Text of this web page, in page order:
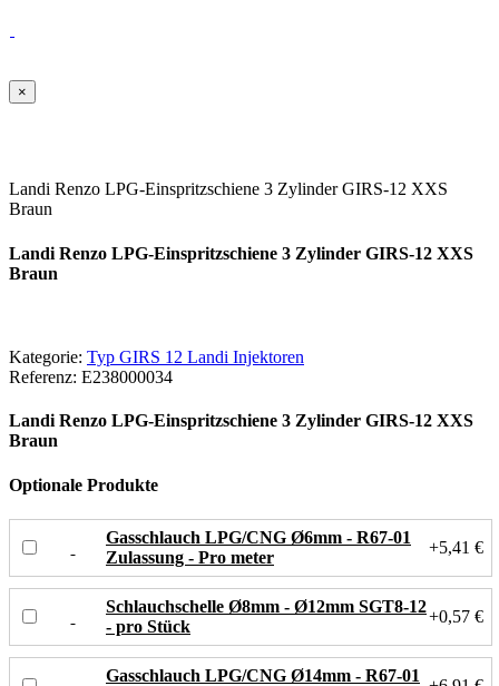
×
Landi Renzo LPG-Einspritzschiene 3 Zylinder GIRS-12 XXS
Braun
Landi Renzo LPG-Einspritzschiene 3 Zylinder GIRS-12 XXS
Braun
Kategorie: Typ GIRS 12 Landi Injektoren
Referenz: E238000034
Landi Renzo LPG-Einspritzschiene 3 Zylinder GIRS-12 XXS
Braun
Optionale Produkte
Gasschlauch LPG/CNG Ø6mm - R67-01
Zulassung - Pro meter
+5,41 €
Schlauchschelle Ø8mm - Ø12mm SGT8-12
- pro Stück
+0,57 €
Gasschlauch LPG/CNG Ø14mm - R67-01